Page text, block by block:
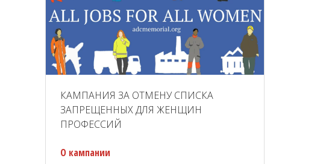
КАМПАНИЯ ЗА ОТМЕНУ СПИСКА
ЗАПРЕЩЕННЫХ ДЛЯ ЖЕНЩИН
ПРОФЕССИЙ
О кампании